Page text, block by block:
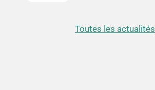
Toutes les actualités